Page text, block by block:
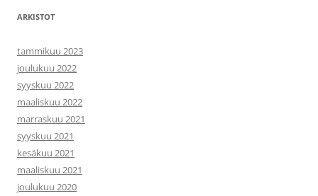
ARKISTOT
tammikuu 2023
joulukuu 2022
syyskuu 2022
maaliskuu 2022
marraskuu 2021
syyskuu 2021
kesäkuu 2021
maaliskuu 2021
joulukuu 2020